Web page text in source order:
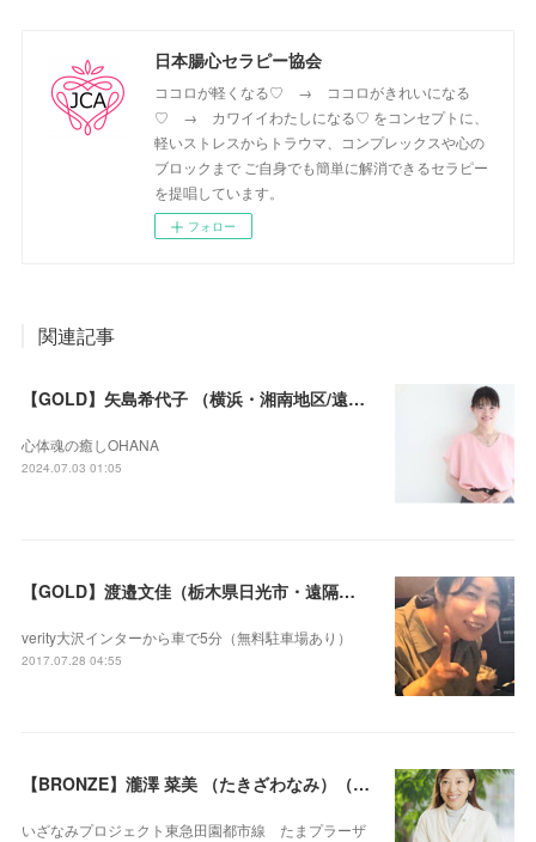
日本腸心セラピー協会
ココロが軽くなる♡ → ココロがきれいになる
♡ → カワイイわたしになる♡ をコンセプトに、
軽いストレスからトラウマ、コンプレックスや心の
ブロックまで ご自身でも簡単に解消できるセラピー
を提唱しています。
フォロー
関連記事
【GOLD】矢島希代子 （横浜・湘南地区/遠隔セラピー可）
心体魂の癒しOHANA
2024.07.03 01:05
【GOLD】渡邉文佳（栃木県日光市・遠隔セラピー可）
verity大沢インターから車で5分（無料駐車場あり）
2017.07.28 04:55
【BRONZE】瀧澤 菜美 （たきざわなみ）（神奈川県横浜市）
いざなみプロジェクト東急田園都市線 たまプラーザ